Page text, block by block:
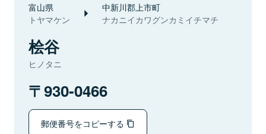
富山県
トヤマケン
中新川郡上市町
ナカニイカワグンカミイチマチ
桧谷
ヒノタニ
930-0466
郵便番号をコピーする